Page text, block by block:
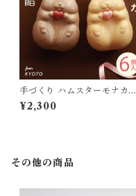
手づくり ハムスターモナカチ
ョコ (６個入・チョコ餡)
¥2,300
その他の商品